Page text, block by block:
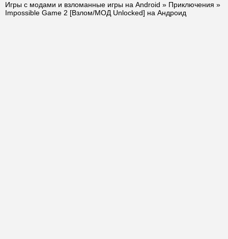
Игры с модами и взломанные игры на Android » Приключения »
Impossible Game 2 [Взлом/МОД Unlocked] на Андроид